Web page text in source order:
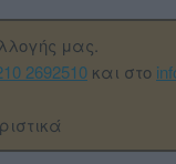
μας.
2692510 και στο